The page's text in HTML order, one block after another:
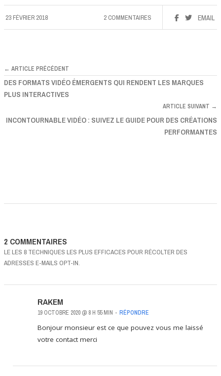
23 FÉVRIER 2018 EMAIL
2 COMMENTAIRES
← ARTICLE PRÉCÉDENT
DES FORMATS VIDÉO ÉMERGENTS QUI RENDENT LES MARQUES
PLUS INTERACTIVES
ARTICLE SUIVANT →
INCONTOURNABLE VIDÉO : SUIVEZ LE GUIDE POUR DES CRÉATIONS
PERFORMANTES
2 COMMENTAIRES
LE LES 8 TECHNIQUES LES PLUS EFFICACES POUR RÉCOLTER DES
ADRESSES E-MAILS OPT-IN.
RAKEM
19 OCTOBRE 2020 @ 8 H 55 MIN - RÉPONDRE
Bonjour monsieur est ce que pouvez vous me laissé
votre contact merci